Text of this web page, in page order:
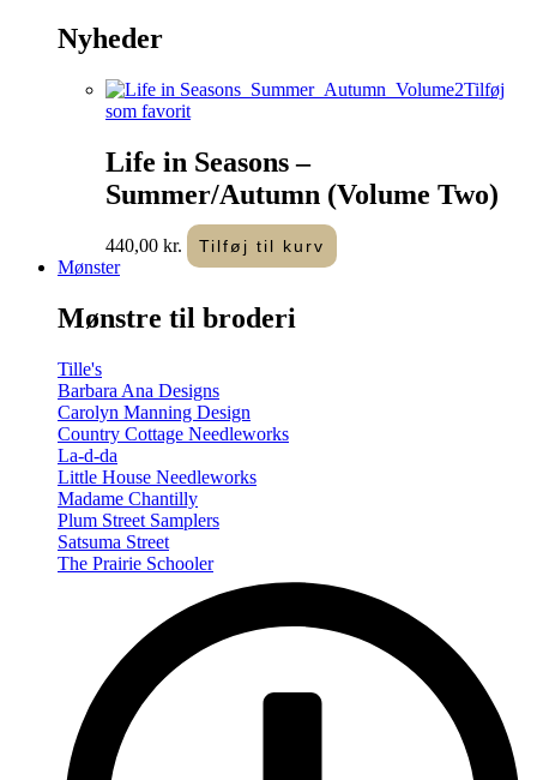
Nyheder
Tilføj
som favorit
Life in Seasons –
Summer/Autumn (Volume Two)
440,00 kr. Tilføj til kurv
Mønster
Mønstre til broderi
Tille's
Barbara Ana Designs
Carolyn Manning Design
Country Cottage Needleworks
La-d-da
Little House Needleworks
Madame Chantilly
Plum Street Samplers
Satsuma Street
The Prairie Schooler